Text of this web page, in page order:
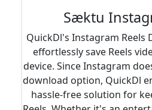
Sæktu
QuickDl's Instagram Reels
effortlessly save Reels
device. Since Instagram
download option, QuickDl
hassle-free solution for